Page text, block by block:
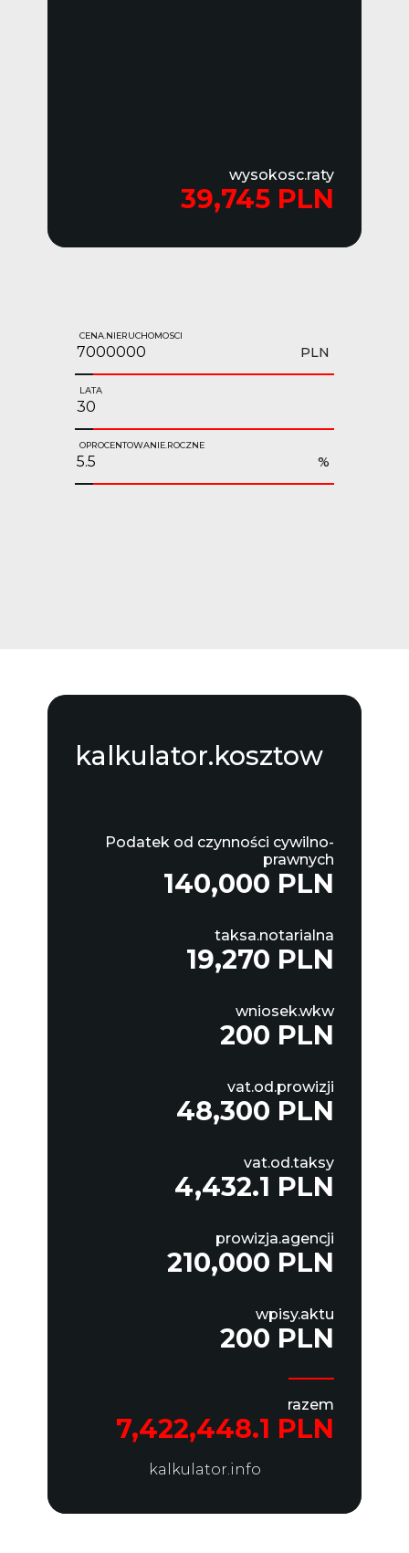
wysokosc.raty
39,745 PLN
CENA.NIERUCHOMOSCI
PLN
LATA
OPROCENTOWANIE.ROCZNE
%
kalkulator.kosztow
Podatek od czynności cywilno-
prawnych
140,000 PLN
taksa.notarialna
19,270 PLN
wniosek.wkw
200 PLN
vat.od.prowizji
48,300 PLN
vat.od.taksy
4,432.1 PLN
prowizja.agencji
210,000 PLN
wpisy.aktu
200 PLN
razem
7,422,448.1 PLN
kalkulator.info